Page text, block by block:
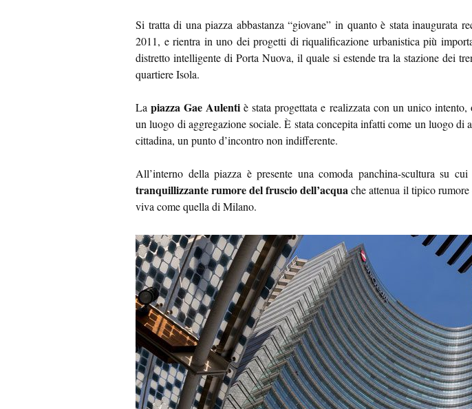
Si tratta di una piazza abbastanza “giovane” in quanto è stata inaugurata
2011, e rientra in uno dei progetti di riqualificazione urbanistica più
distretto intelligente di Porta Nuova, il quale si estende tra la stazione dei
quartiere Isola.
Lapiazza Gae Aulenti è stata progettata e realizzata con un unico
un luogo di aggregazione sociale. È stata concepita infatti come un luogo di
cittadina, un punto d’incontro non indifferente.
All’interno della piazza è presente una comoda panchina-scultura su
tranquillizzante rumore del fruscio dell’acquache attenua il tipico
viva come quella di Milano.